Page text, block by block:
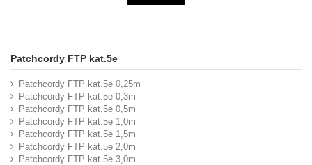
Patchcordy FTP kat.5e
Patchcordy FTP kat.5e 0,25m
Patchcordy FTP kat.5e 0,3m
Patchcordy FTP kat.5e 0,5m
Patchcordy FTP kat.5e 1,0m
Patchcordy FTP kat.5e 1,5m
Patchcordy FTP kat.5e 2,0m
Patchcordy FTP kat.5e 3,0m